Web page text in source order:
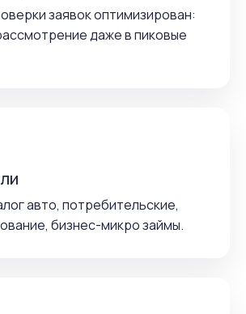
заявок оптимизирован:
даже в пиковые
авто, потребительские,
бизнес-микро займы.